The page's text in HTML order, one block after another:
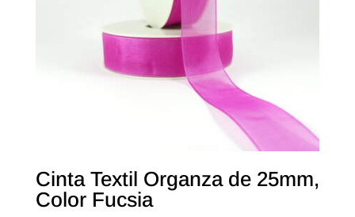
Cinta Textil Organza de 25mm,
Color Fucsia